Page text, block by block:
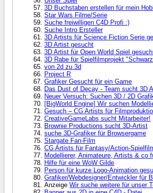
3D Buchstaben erstellen für mein
Star Wars Filme/Serie
Suche freiwilligen C4D Profi :)
Suche Intro Ersteller
3D Artists für Science Fiction Serie
3D Artist gesucht
3D Artist für Open World Spiel
3D Rabe für Spielfilmprojekt
von 2d zu 3d
Project R
Grafiker Gesucht für ein Game
Das Dust of Decay - Team sucht 3D
Neuer Versuch: Suchen 3D / 2D
[BigWorld Engine] Wir suchen
Gesuch – CG Artists für
CreativeGameLabs sucht Mitarbeiter!
Brownie Productions sucht 3D-Artist
suche 3D-Grafiker für Browsergame
Stargate Fan-Film
CG Artists für Fantasy/Action-
Modellierer, Animateure, Artists & co
Hilfe für eine WoW Gilde
Person für kurze Logo-Animation
Grafiker/Webdesigner/Entwickler für
Anzeige Wir suche weitere für unser